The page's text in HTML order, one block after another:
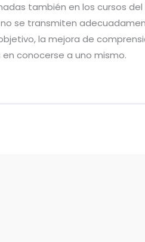
también en los cursos
se transmiten
la mejora de
conocerse a uno mismo.